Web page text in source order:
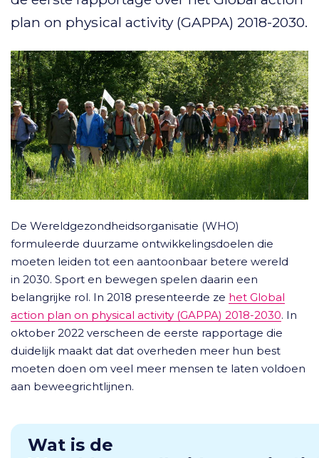
plan on physical activity (GAPPA) 2018-2030.
De Wereldgezondheidsorganisatie (WHO)
formuleerde duurzame ontwikkelingsdoelen die
moeten leiden tot een aantoonbaar betere wereld
in 2030. Sport en bewegen spelen daarin een
belangrijke rol. In 2018 presenteerde ze het Global
action plan on physical activity (GAPPA) 2018-2030. In
oktober 2022 verscheen de eerste rapportage die
duidelijk maakt dat dat overheden meer hun best
moeten doen om veel meer mensen te laten voldoen
aan beweegrichtlijnen.
Wat is de